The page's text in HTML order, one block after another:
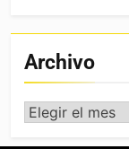
Archivo
Archivo